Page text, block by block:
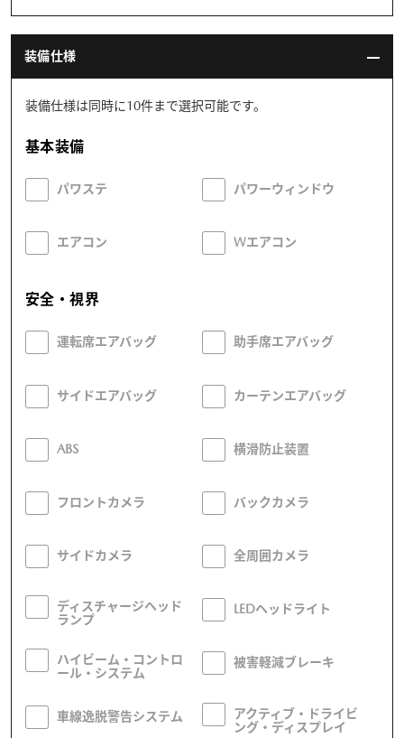
装備仕様
装備仕様は同時に10件まで選択可能です。
基本装備
パワステ パワーウィンドウ
エアコン Wエアコン
安全・視界
運転席エアバッグ 助手席エアバッグ
サイドエアバッグ カーテンエアバッグ
ABS 横滑防止装置
フロントカメラ バックカメラ
サイドカメラ 全周囲カメラ
ディスチャージヘッド
ランプ
LEDヘッドライト
ハイビーム・コントロ
ール・システム
被害軽減ブレーキ
車線逸脱警告システム
アクティブ・ドライビ
ング・ディスプレイ